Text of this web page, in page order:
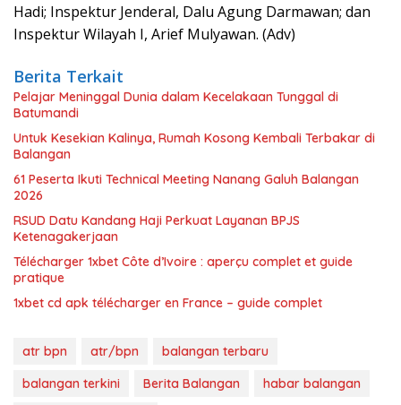
Hadi; Inspektur Jenderal, Dalu Agung Darmawan; dan
Inspektur Wilayah I, Arief Mulyawan. (Adv)
Berita Terkait
Pelajar Meninggal Dunia dalam Kecelakaan Tunggal di
Batumandi
Untuk Kesekian Kalinya, Rumah Kosong Kembali Terbakar di
Balangan
61 Peserta Ikuti Technical Meeting Nanang Galuh Balangan
2026
RSUD Datu Kandang Haji Perkuat Layanan BPJS
Ketenagakerjaan
Télécharger 1xbet Côte d’Ivoire : aperçu complet et guide
pratique
1xbet cd apk télécharger en France – guide complet
atr bpn atr/bpn
balangan terbaru
balangan terkini
Berita Balangan habar balangan